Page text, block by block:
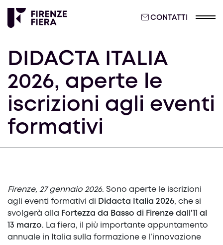
CONTATTI
DIDACTA ITALIA
2026, aperte le
iscrizioni agli eventi
formativi
Firenze, 27 gennaio 2026. Sono aperte le iscrizioni
agli eventi formativi di Didacta Italia 2026, che si
svolgerà alla Fortezza da Basso di Firenze dall’11 al
13 marzo. La fiera, il più importante appuntamento
annuale in Italia sulla formazione e l’innovazione